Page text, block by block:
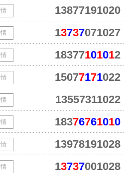
13877191020
13737071027
18377101012
15077171022
13557311022
18376761010
13978191028
13737001028